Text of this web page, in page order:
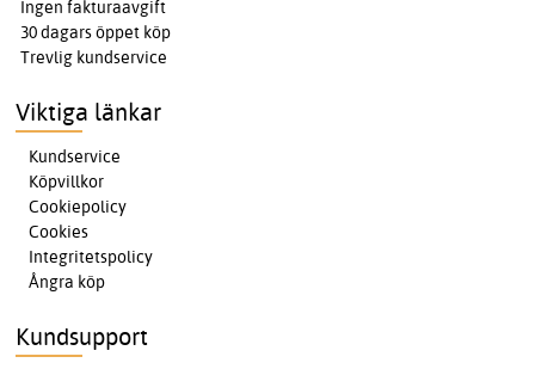
Ingen fakturaavgift
30 dagars öppet köp
Trevlig kundservice
Viktiga länkar
Kundservice
Köpvillkor
Cookiepolicy
Cookies
Integritetspolicy
Ångra köp
Kundsupport